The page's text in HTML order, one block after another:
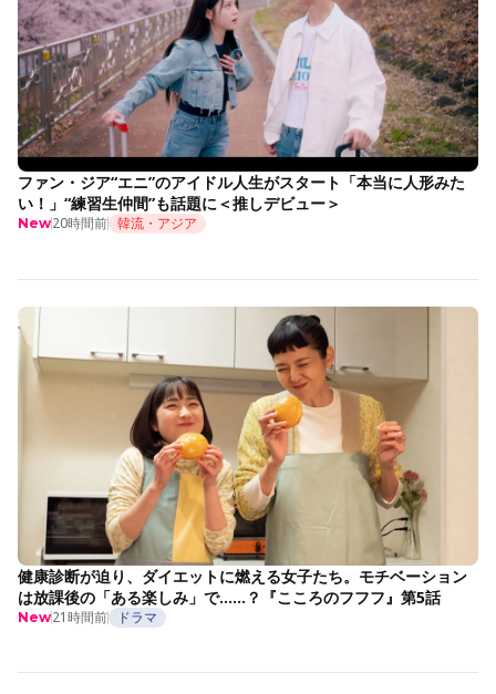
ファン・ジア“エニ”のアイドル人生がスタート「本当に人形みた
い！」“練習生仲間”も話題に＜推しデビュー＞
New20時間前 韓流・アジア
健康診断が迫り、ダイエットに燃える女子たち。モチベーション
は放課後の「ある楽しみ」で……？『こころのフフフ』第5話
New21時間前 ドラマ